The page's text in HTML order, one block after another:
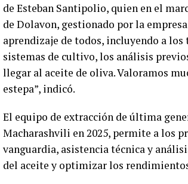
de Esteban Santipolio, quien en el
de Dolavon, gestionado por la
aprendizaje de todos, incluyendo a los
sistemas de cultivo, los análisis
llegar al aceite de oliva. Valoramos
estepa”, indicó.
El equipo de extracción de última
Macharashvili en 2025, permite a los
vanguardia, asistencia técnica y
del aceite y optimizar los